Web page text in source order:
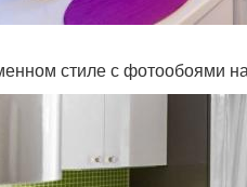
стиле с фотообоями